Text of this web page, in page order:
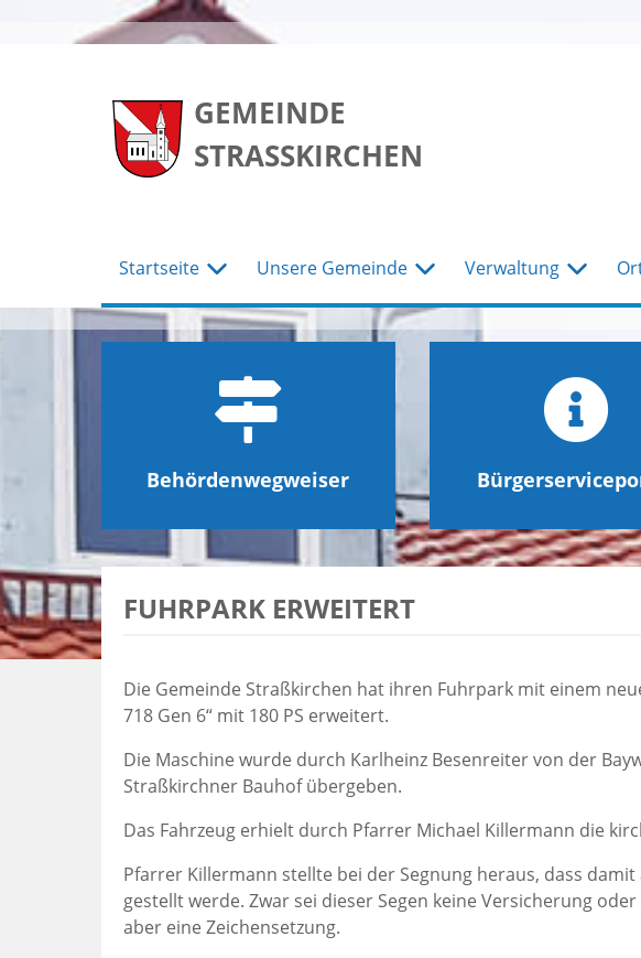
GEMEINDE
STRASSKIRCHEN
Startseite Unsere Gemeinde Verwaltung
Behördenwegweiser
FUHRPARK ERWEITERT
Die Gemeinde Straßkirchen hat ihren Fuhrpark mit einem
718 Gen 6“ mit 180 PS erweitert.
Die Maschine wurde durch Karlheinz Besenreiter von der
Straßkirchner Bauhof übergeben.
Das Fahrzeug erhielt durch Pfarrer Michael Killermann die
Pfarrer Killermann stellte bei der Segnung heraus, dass
gestellt werde. Zwar sei dieser Segen keine Versicherung
aber eine Zeichensetzung.